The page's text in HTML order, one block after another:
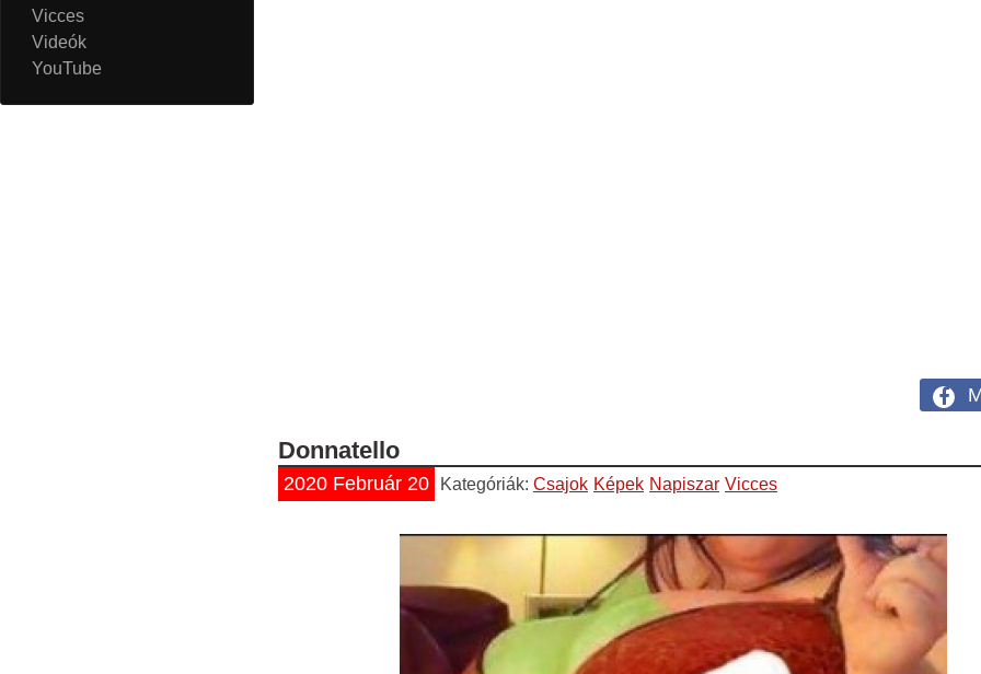
Vicces
Videók
YouTube
Donnatello
2020 Február 20 Kategóriák: Csajok Képek Napiszar Vicces